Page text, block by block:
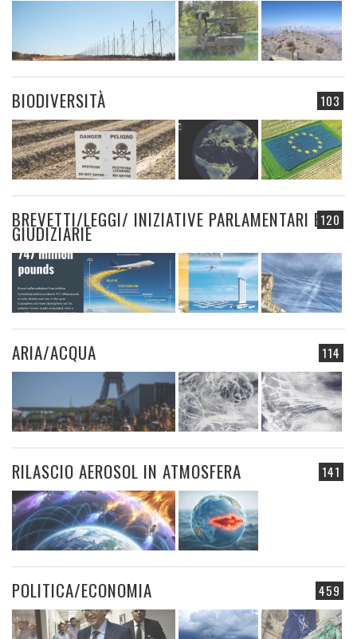
103
BIODIVERSITÀ
120
BREVETTI/LEGGI/ INIZIATIVE PARLAMENTARI E
GIUDIZIARIE
114
ARIA/ACQUA
141
RILASCIO AEROSOL IN ATMOSFERA
459
POLITICA/ECONOMIA